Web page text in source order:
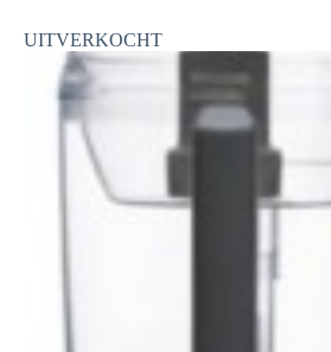
UITVERKOCHT